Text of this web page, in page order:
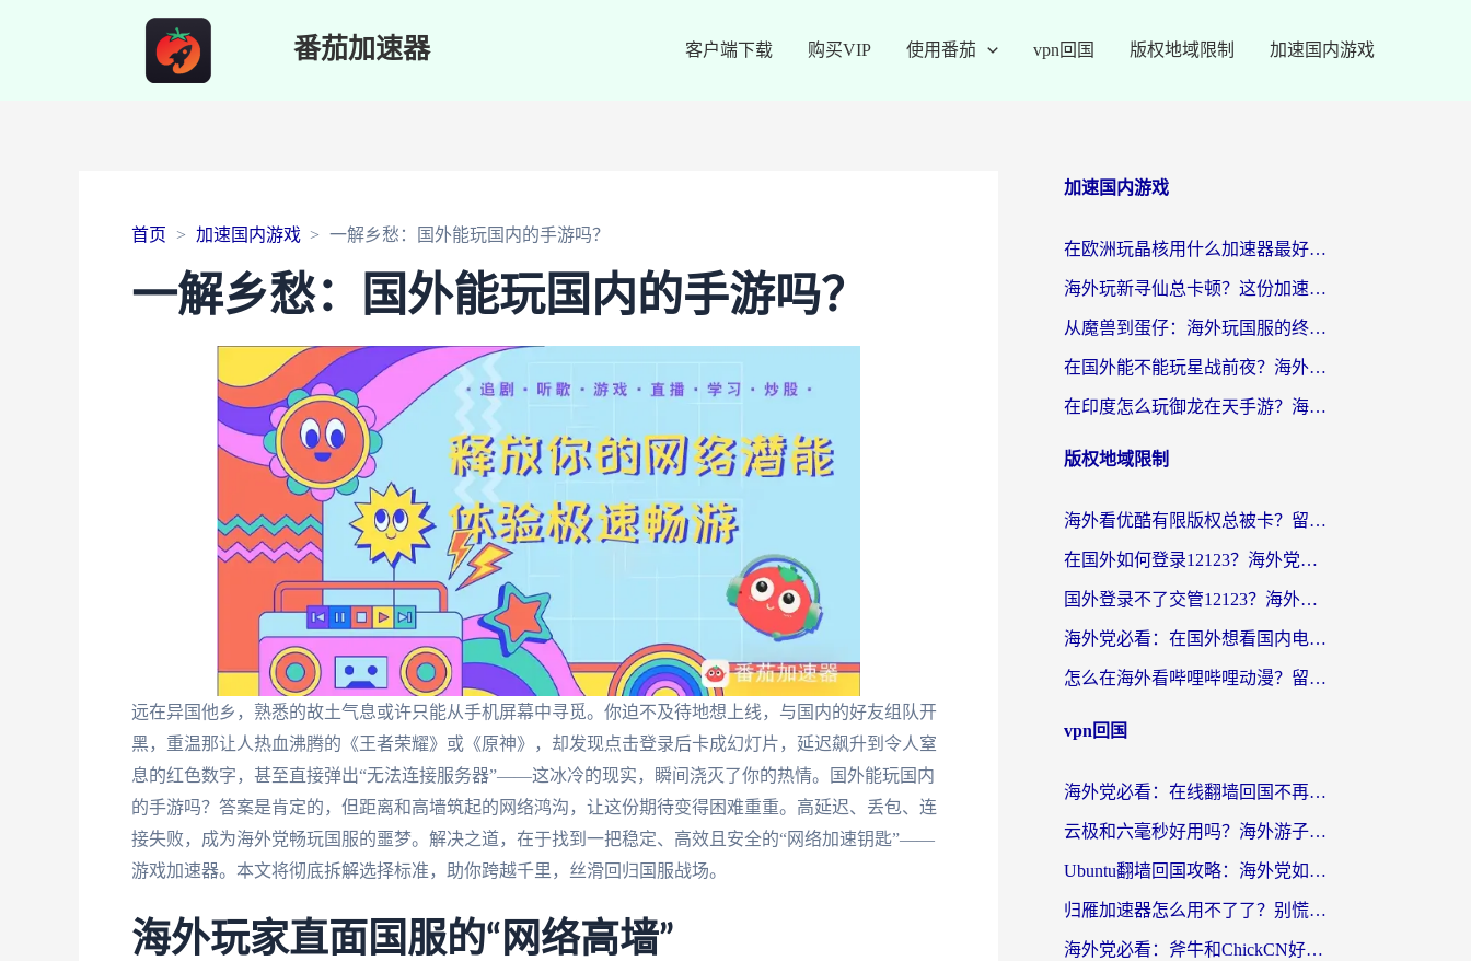
番茄加速器 客户端下载 购买VIP 使用番茄 vpn回国 版权地域限制 加速国内游戏
首页 加速国内游戏 一解乡愁：国外能玩国内的手游吗？
一解乡愁：国外能玩国内的手游吗？
远在异国他乡，熟悉的故土气息或许只能从手机屏幕中寻觅。你迫不及待地想上线，与国内的好友组队开
黑，重温那让人热血沸腾的《王者荣耀》或《原神》，却发现点击登录后卡成幻灯片，延迟飙升到令人窒
息的红色数字，甚至直接弹出“无法连接服务器”——这冰冷的现实，瞬间浇灭了你的热情。国外能玩国内
的手游吗？答案是肯定的，但距离和高墙筑起的网络鸿沟，让这份期待变得困难重重。高延迟、丢包、连
接失败，成为海外党畅玩国服的噩梦。解决之道，在于找到一把稳定、高效且安全的“网络加速钥匙”——
游戏加速器。本文将彻底拆解选择标准，助你跨越千里，丝滑回归国服战场。
海外玩家直面国服的“网络高墙”
加速国内游戏
在欧洲玩晶核用什么加速器最好呢？一个老玩家的真心话
海外玩新寻仙总卡顿？这份加速器选择指南让你秒回国服流畅体验
从魔兽到蛋仔：海外玩国服的终极加速指南，找到你的专属高速通道
在国外能不能玩星战前夜？海外党国服游戏不卡顿的秘密武器在这里
在印度怎么玩御龙在天手游？海外党畅玩国服的终极生存指南
版权地域限制
海外看优酷有限版权总被卡？留学生亲测有效的回国加速器选择指南
在国外如何登录12123？海外党必备的回国加速实用指南
国外登录不了交管12123？海外华人亲测有效的回国加速器选择指南
海外党必看：在国外想看国内电视剧用什么软件？3步解决地域限制
怎么在海外看哔哩哔哩动漫？留学生亲测有效的回国加速方案
vpn回国
海外党必看：在线翻墙回国不再难！教你选对加速器无缝刷国内资源
云极和六毫秒好用吗？海外游子解锁国内资源的真实答案
Ubuntu翻墙回国攻略：海外党如何选对加速器，无缝刷国内剧玩游戏？
归雁加速器怎么用不了了？别慌，这篇指南教你如何丝滑“回家”
海外党必看：斧牛和ChickCN好用吗？3款热门加速器实测+番茄加速器深度体验